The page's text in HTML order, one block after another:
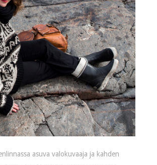
asuva valokuvaaja ja kahden